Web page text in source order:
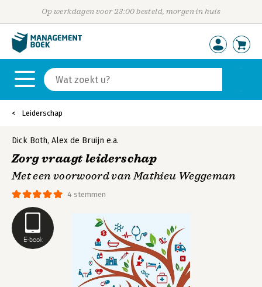
Op werkdagen voor 23:00 besteld, morgen in huis
Leiderschap
E-book
4 stemmen
Dick Both, Alex de Bruijn e.a.
Zorg vraagt leiderschap
Met een voorwoord van Mathieu Weggeman